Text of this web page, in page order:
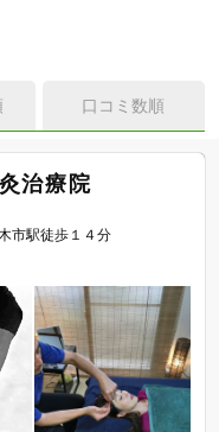
口コミ数順
治療院
市駅徒歩１４分